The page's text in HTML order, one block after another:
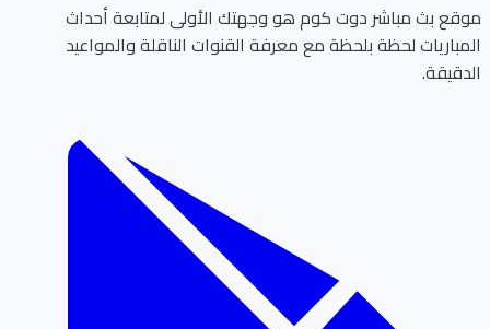
بث مباشر دوت كوم هو وجهتك الأولى لمتابعة أحداث
لحظة بلحظة مع معرفة القنوات الناقلة والمواعيد